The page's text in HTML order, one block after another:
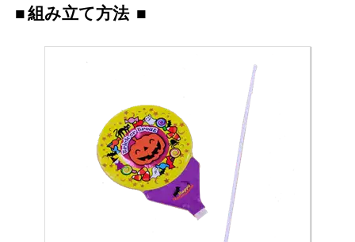
組み立て方法